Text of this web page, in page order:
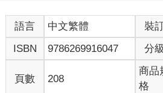
語言 中文繁體
裝
ISBN
9786269916047 分級
頁數 208
商品
格